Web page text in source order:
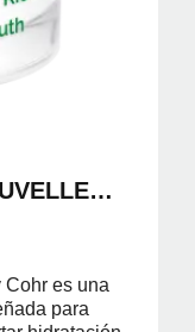
es una
para